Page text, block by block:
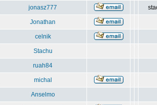
jonasz777
Jonathan
celnik
Stachu
ruah84
michal
Anselmo